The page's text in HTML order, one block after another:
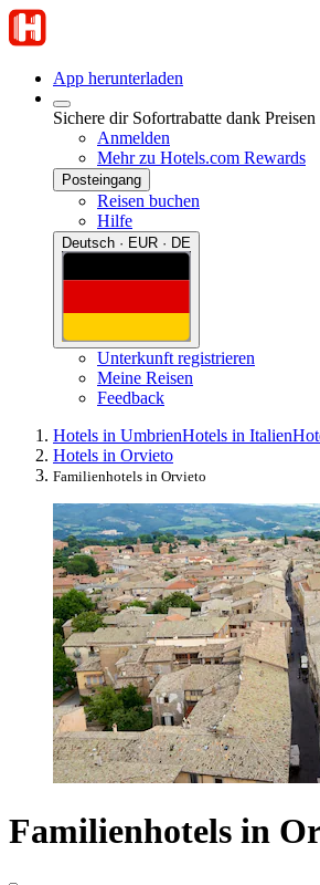
App herunterladen
Sichere dir Sofortrabatte dank
Anmelden
Mehr zu Hotels.com Rewards
Posteingang
Reisen buchen
Hilfe
Deutsch · EUR · DE
Unterkunft registrieren
Meine Reisen
Feedback
Hotels in UmbrienHotels in Italien
Hotels in Orvieto
Familienhotels in Orvieto
Familienhotels in